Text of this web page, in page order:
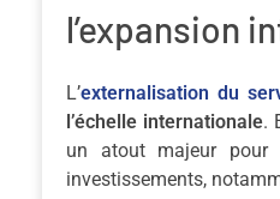
l’expansion
L’externalisation du
l’échelle internationale.
un atout majeur pour
investissements,